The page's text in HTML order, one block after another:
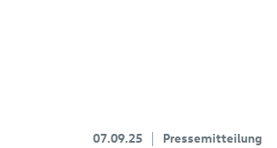
07.09.25 Pressemitteilung